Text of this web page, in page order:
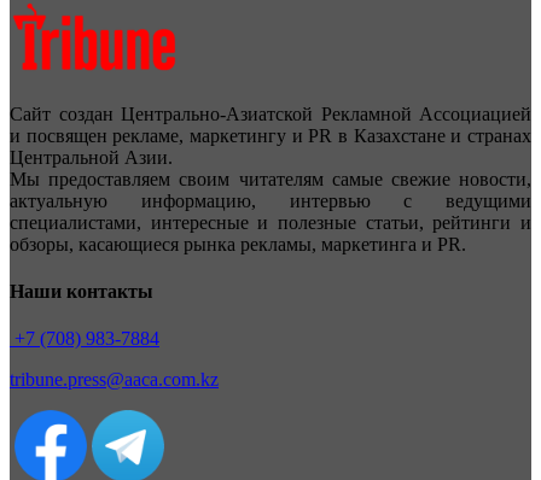
Сайт создан Центрально-Азиатской Рекламной Ассоциацией
и посвящен рекламе, маркетингу и PR в Казахстане и странах
Центральной Азии.
Мы предоставляем своим читателям самые свежие новости,
актуальную информацию, интервью с ведущими
специалистами, интересные и полезные статьи, рейтинги и
обзоры, касающиеся рынка рекламы, маркетинга и PR.
Наши контакты
+7 (708) 983-7884
tribune.press@aaca.com.kz